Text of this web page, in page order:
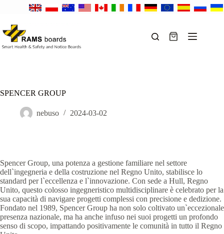
Carrello
SPENCER GROUP
nebuso 2024-03-02
Spencer Group, una potenza a gestione familiare nel settore
dell`ingegneria e della costruzione nel Regno Unito, stabilisce lo
standard per l`eccellenza e l`innovazione. Con sede a Hull, Regno
Unito, questo colosso ingegneristico multidisciplinare è celebrato per la
sua capacità di navigare progetti complessi con precisione e dedizione.
Fondato nel 1989, Spencer Group ha non solo coltivato un`eccezionale
presenza nazionale, ma ha anche infuso nei suoi progetti un profondo
senso di scopo, impattando positivamente le comunità in tutto il Regno